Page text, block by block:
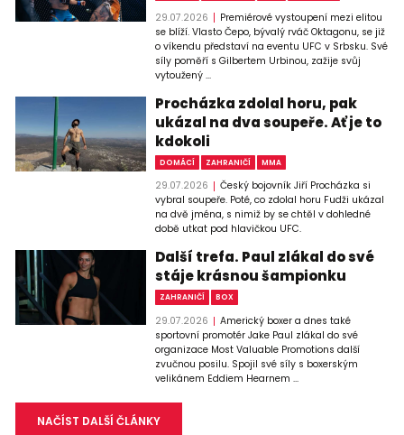
29.07.2026
Premiérové vystoupení mezi elitou
se blíží. Vlasto Čepo, bývalý rváč Oktagonu, se již
o víkendu představí na eventu UFC v Srbsku. Své
síly poměří s Gilbertem Urbinou, zažije svůj
vytoužený ...
Procházka zdolal horu, pak
ukázal na dva soupeře. Ať je to
kdokoli
DOMÁCÍ ZAHRANIČÍ MMA
29.07.2026
Český bojovník Jiří Procházka si
vybral soupeře. Poté, co zdolal horu Fudži ukázal
na dvě jména, s nimiž by se chtěl v dohledné
době utkat pod hlavičkou UFC.
Další trefa. Paul zlákal do své
stáje krásnou šampionku
ZAHRANIČÍ BOX
29.07.2026
Americký boxer a dnes také
sportovní promotér Jake Paul zlákal do své
organizace Most Valuable Promotions další
zvučnou posilu. Spojil své síly s boxerským
velikánem Eddiem Hearnem ...
NAČÍST DALŠÍ ČLÁNKY